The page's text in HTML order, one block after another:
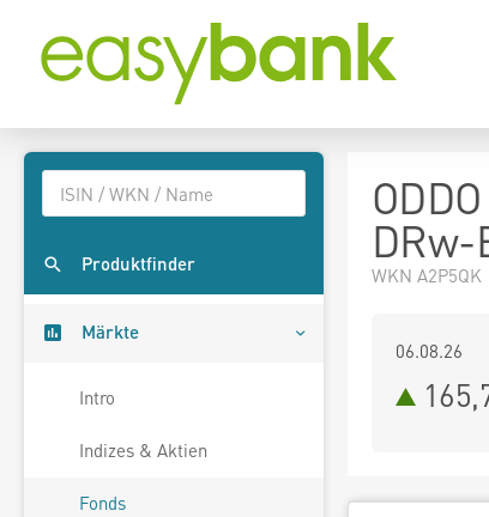
Produktfinder
Märkte
Intro
Indizes & Aktien
Fonds
DRw-
WKN
06.08.26